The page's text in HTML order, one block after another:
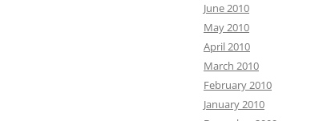
June 2010
May 2010
April 2010
March 2010
February 2010
January 2010